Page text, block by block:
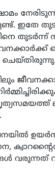
ഇതേ
തുടര്‍ന്ന്
ചെയ്തിരുന്നു.
ചൈനയില്‍
വരുന്നത്